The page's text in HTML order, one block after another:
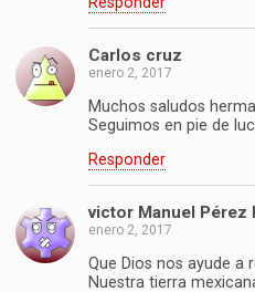
Carlos cruz
enero 2, 2017
Muchos saludos
Seguimos en pie de
Responder
victor Manuel Pérez
enero 2, 2017
Que Dios nos ayude a
Nuestra tierra